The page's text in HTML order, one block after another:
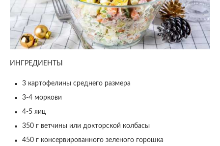
ИНГРЕДИЕНТЫ
3 картофелины среднего размера
3-4 моркови
4-5 яиц
350 г ветчины или докторской колбасы
450 г консервированного зеленого горошка